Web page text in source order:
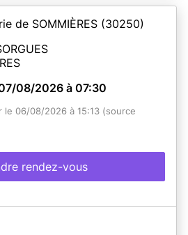
de SOMMIÈRES (30250)
08/2026 à 07:30
le 06/08/2026 à 15:13 (source
rendez-vous